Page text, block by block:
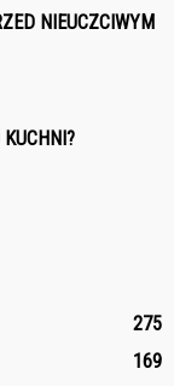
NIEUCZCIWYM
KUCHNI?
275
169